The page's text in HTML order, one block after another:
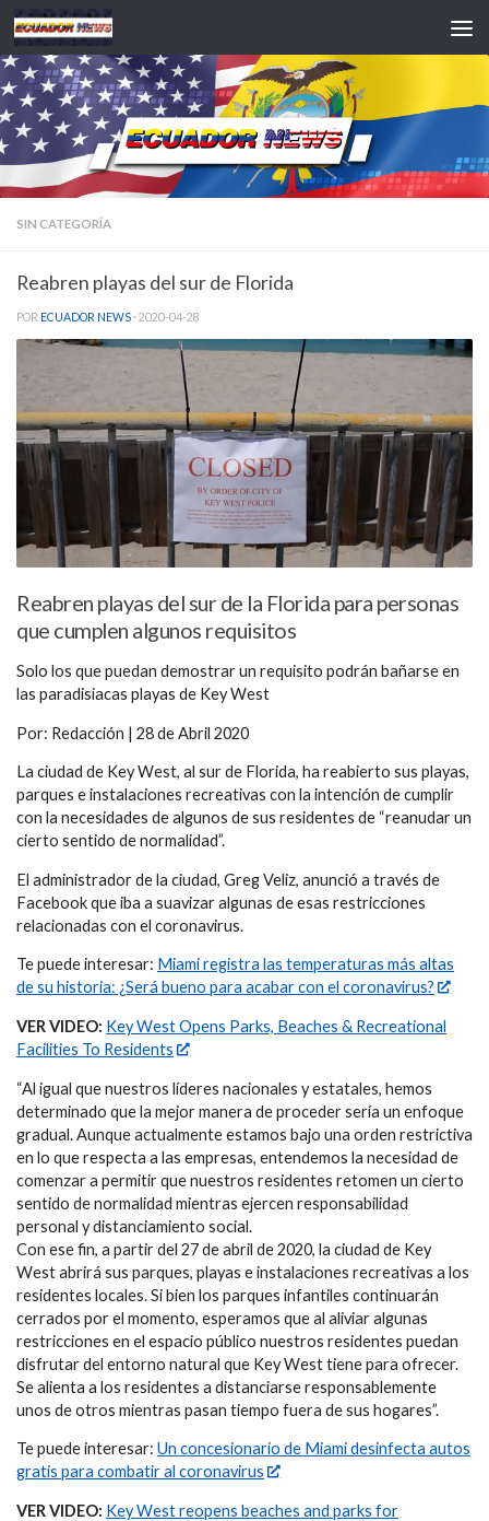
Saltar al contenido
SIN CATEGORÍA
Reabren playas del sur de Florida
POR ECUADOR NEWS · 2020-04-28
Reabren playas del sur de la Florida para personas
que cumplen algunos requisitos
Solo los que puedan demostrar un requisito podrán bañarse en
las paradisiacas playas de Key West
Por: Redacción | 28 de Abril 2020
La ciudad de Key West, al sur de Florida, ha reabierto sus playas,
parques e instalaciones recreativas con la intención de cumplir
con la necesidades de algunos de sus residentes de “reanudar un
cierto sentido de normalidad”.
El administrador de la ciudad, Greg Veliz, anunció a través de
Facebook que iba a suavizar algunas de esas restricciones
relacionadas con el coronavirus.
Te puede interesar: Miami registra las temperaturas más altas
de su historia: ¿Será bueno para acabar con el coronavirus?
VER VIDEO: Key West Opens Parks, Beaches & Recreational
Facilities To Residents
“Al igual que nuestros líderes nacionales y estatales, hemos
determinado que la mejor manera de proceder sería un enfoque
gradual. Aunque actualmente estamos bajo una orden restrictiva
en lo que respecta a las empresas, entendemos la necesidad de
comenzar a permitir que nuestros residentes retomen un cierto
sentido de normalidad mientras ejercen responsabilidad
personal y distanciamiento social.
Con ese fin, a partir del 27 de abril de 2020, la ciudad de Key
West abrirá sus parques, playas e instalaciones recreativas a los
residentes locales. Si bien los parques infantiles continuarán
cerrados por el momento, esperamos que al aliviar algunas
restricciones en el espacio público nuestros residentes puedan
disfrutar del entorno natural que Key West tiene para ofrecer.
Se alienta a los residentes a distanciarse responsablemente
unos de otros mientras pasan tiempo fuera de sus hogares”.
Te puede interesar: Un concesionario de Miami desinfecta autos
gratis para combatir al coronavirus
VER VIDEO: Key West reopens beaches and parks for